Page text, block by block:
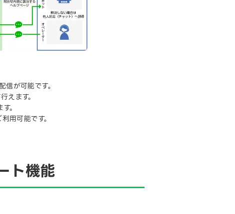
が可能です。
ます。
。
用可能です。
ト機能